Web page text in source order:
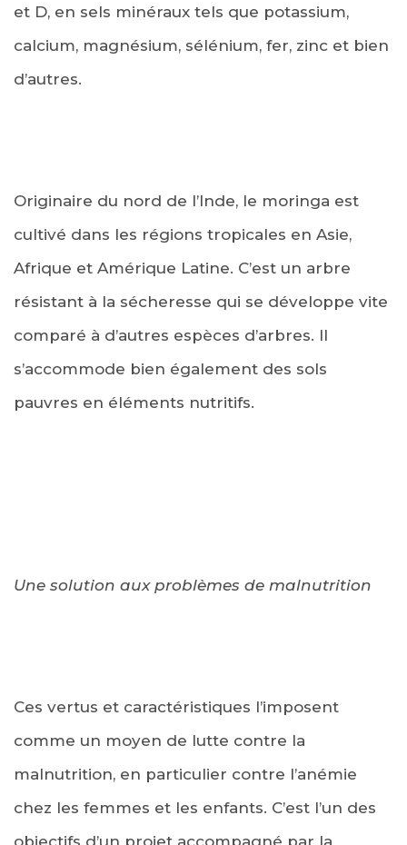
et D, en sels minéraux tels que potassium,
calcium, magnésium, sélénium, fer, zinc et bien
d’autres.
Originaire du nord de l’Inde, le moringa est
cultivé dans les régions tropicales en Asie,
Afrique et Amérique Latine. C’est un arbre
résistant à la sécheresse qui se développe vite
comparé à d’autres espèces d’arbres. Il
s’accommode bien également des sols
pauvres en éléments nutritifs.
Une solution aux problèmes de malnutrition
Ces vertus et caractéristiques l’imposent
comme un moyen de lutte contre la
malnutrition, en particulier contre l’anémie
chez les femmes et les enfants. C’est l’un des
objectifs d’un projet accompagné par la